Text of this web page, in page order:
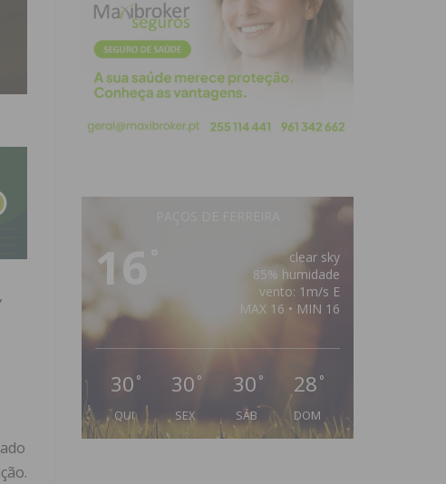
16
clear sky
85% humidade
vento: 1m/s E
MAX 16 • MIN 16
30 °
QUI
30 °
SEX
30 °
SÁB
28 °
DOM